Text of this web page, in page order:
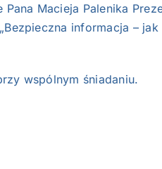
Macieja Palenika
informacja – jak
wspólnym śniadaniu.